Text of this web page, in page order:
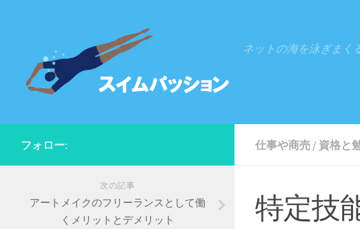
ネットの海を泳ぎまく
仕事や商売 / 資格と
特定技
フォロー:
次の記事
アートメイクのフリーランスとして働
くメリットとデメリット